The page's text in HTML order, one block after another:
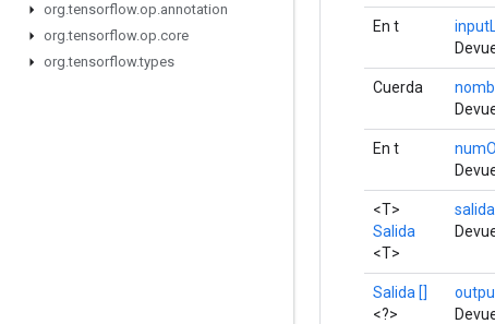
org.tensorflow.op.annotation
org.tensorflow.op.core
org.tensorflow.types
En t
Cuerda
En t
<T>
Salida
<T>
salida
Salida []
<?>